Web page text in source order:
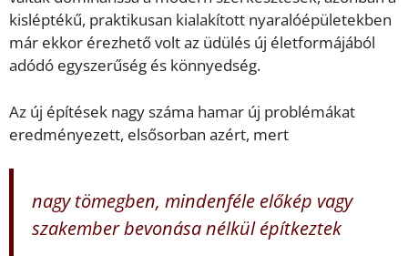
kisléptékű, praktikusan kialakított nyaralóépületekben
már ekkor érezhető volt az üdülés új életformájából
adódó egyszerűség és könnyedség.
Az új építések nagy száma hamar új problémákat
eredményezett, elsősorban azért, mert
nagy tömegben, mindenféle előkép vagy
szakember bevonása nélkül építkeztek